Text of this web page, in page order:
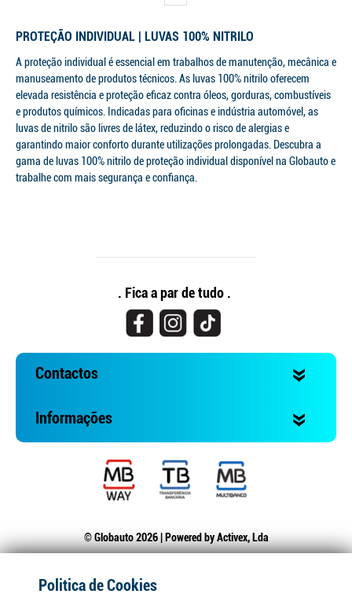
PROTEÇÃO INDIVIDUAL | LUVAS 100% NITRILO
A proteção individual é essencial em trabalhos de manutenção, mecânica e
manuseamento de produtos técnicos. As luvas 100% nitrilo oferecem
elevada resistência e proteção eficaz contra óleos, gorduras, combustíveis
e produtos químicos. Indicadas para oficinas e indústria automóvel, as
luvas de nitrilo são livres de látex, reduzindo o risco de alergias e
garantindo maior conforto durante utilizações prolongadas. Descubra a
gama de luvas 100% nitrilo de proteção individual disponível na Globauto e
trabalhe com mais segurança e confiança.
. Fica a par de tudo .
Contactos
Informações
© Globauto 2026 | Powered byActivex, Lda
Politica de Cookies